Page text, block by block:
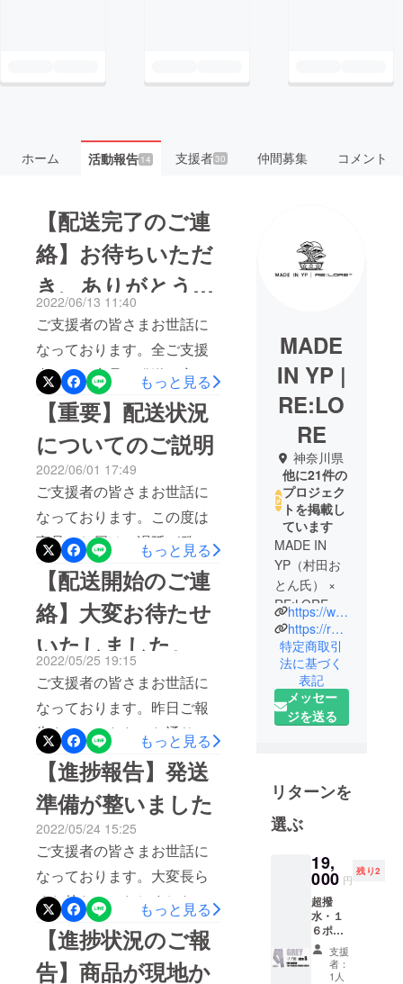
ホーム 活動報告14 支援者30 仲間募集 コメント
【配送完了のご連
絡】お待ちいただ
き、ありがとうご
ざいました。
2022/06/13 11:40
ご支援者の皆さまお世話に
なっております。全ご支援
者さまに商品の発送が完了
致しました。今回はロック
ダウンに伴う商品の遅延が
発生してしまい大変申し訳
ありませんでした。また同
時にご理解賜り、誠にあり
がとうございました。サ
ポーターさまお一人、お一
人にCAMPFIRE様のメッ
セージを通じて、送り状番
号等の情報をお送りしてお
ります。他にもご不明な点
がございましたら、お気軽
にお問合せいただければ幸
いです。引き続き何卒よろ
しくお願いいたします。
RE:LORE™ 川端
もっと見る
【重要】配送状況
についてのご説明
2022/06/01 17:49
ご支援者の皆さまお世話に
なっております。この度は
商品のお届けに遅延が発生
してしまい大変申し訳あり
ません。また同時にご理解
賜り、深く感謝申し上げま
す。本当にありがとうござ
います。上海ロックダウン
に伴い商品が長期間保管さ
れていたため、念のため国
内で最終仕上げ（再検品、
ファスナーなどの機能性
チェック、撥水性テスト、
アイロンプレス）を一着ず
つ丁寧に行っております。
ご支援者の皆さまに綺麗な
状態で商品をお届けできる
ように、現在丁寧に作業さ
せていただいております。
さらにお待たせしてしまう
もっと見る
【配送開始のご連
絡】大変お待たせ
いたしました。
2022/05/25 19:15
ご支援者の皆さまお世話に
なっております。昨日ご報
告させていただいた通り、
本日より国内での最終検品
を済ませた商品から順次発
送を開始致しました。お待
たせしてしまい大変申し訳
ありません。今しばらく到
着までお待ちいただけます
と幸いです。発送後はお一
人お一人に送り状番号のご
連絡をさせていただいてお
もっと見る
【進捗報告】発送
準備が整いました
2022/05/24 15:25
ご支援者の皆さまお世話に
なっております。大変長ら
くお待たせいたしました。
商品が無事弊社物流倉庫に
着荷し、明日（5/25）から
出荷できる段取りが整いま
もっと見る
【進捗状況のご報
告】商品が現地か
MADE
IN YP |
RE:LO
RE
神奈川県
他に21件の
プロジェク
トを掲載し
ています
MADE IN
YP（村田お
とん氏） ×
RE:LOREの
コラボプロ
ジェクト！
ヴィンテー
ジと機能性
｜ファッ
ションと快
剰なほどの
こだわり」
を高い次元
た唯一無二
のプロダク
トをお届け
します！
https://www.instagram.com/relore_official/
https://relore-official.com/
特定商取引
法に基づく
表記
メッセー
ジを送る
リターンを
選ぶ
19,
000 円
残り2
超撥
水・１
６ポ
ケット
ス
ウェッ
支援
者：
1人